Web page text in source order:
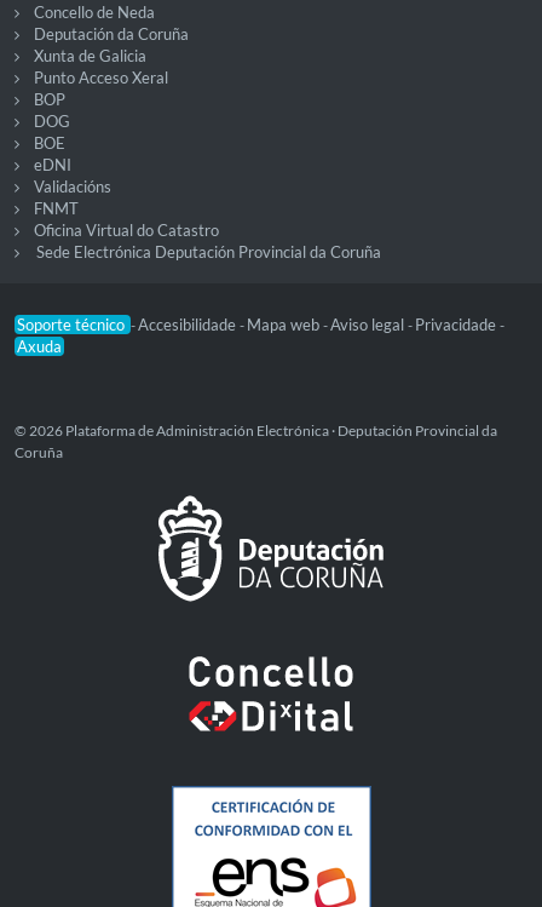
Concello de Neda
Deputación da Coruña
Xunta de Galicia
Punto Acceso Xeral
BOP
DOG
BOE
eDNI
Validacións
FNMT
Oficina Virtual do Catastro
Sede Electrónica Deputación Provincial da Coruña
Soporte técnico -Accesibilidade - Mapa web -Aviso legal - Privacidade -
Axuda
© 2026 Plataforma de Administración Electrónica · Deputación Provincial da
Coruña